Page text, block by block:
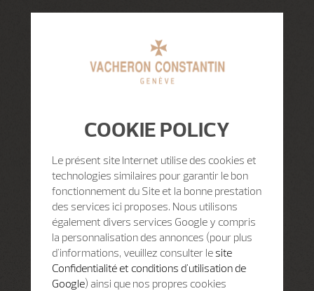
COOKIE POLICY
Le présent site Internet utilise des cookies et
technologies similaires pour garantir le bon
fonctionnement du Site et la bonne prestation
des services ici proposes. Nous utilisons
également divers services Google y compris
la personnalisation des annonces (pour plus
d'informations, veuillez consulter le site
Confidentialité et conditions d'utilisation de
Google) ainsi que nos propres cookies